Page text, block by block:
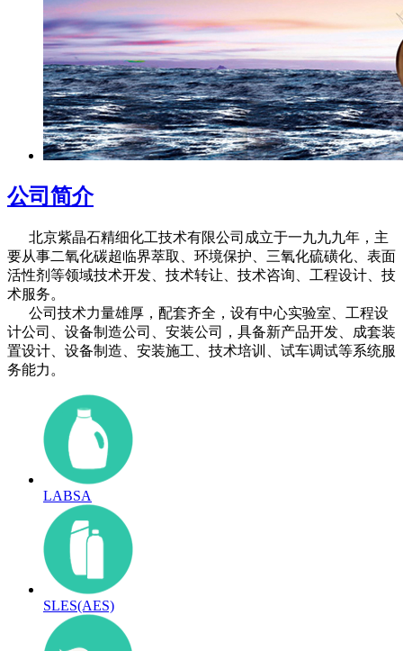
公司简介
北京紫晶石精细化工技术有限公司成立于一九九九年，主
要从事二氧化碳超临界萃取、环境保护、三氧化硫磺化、表面
活性剂等领域技术开发、技术转让、技术咨询、工程设计、技
术服务。
公司技术力量雄厚，配套齐全，设有中心实验室、工程设
计公司、设备制造公司、安装公司，具备新产品开发、成套装
置设计、设备制造、安装施工、技术培训、试车调试等系统服
务能力。
LABSA
SLES(AES)